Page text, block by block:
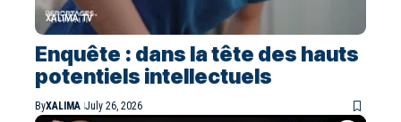
XALIMA TV
Enquête : dans la tête des hauts
potentiels intellectuels
ByXALIMA July 26, 2026